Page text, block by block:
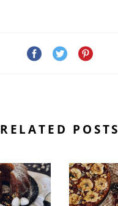
RELATED POSTS